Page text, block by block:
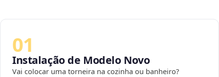
01
Instalação de Modelo Novo
Vai colocar uma torneira na cozinha ou banheiro?